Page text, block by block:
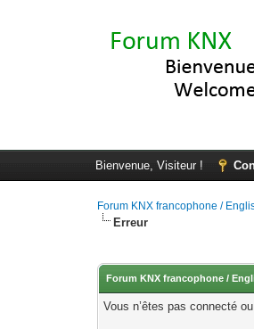
Bienvenue, Visiteur !
Forum KNX francophone /
Erreur
Forum KNX francophone /
Vous n’êtes pas connecté